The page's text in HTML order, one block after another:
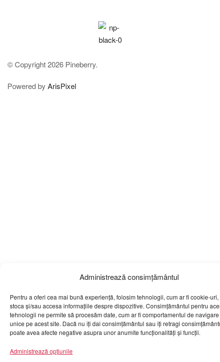
Administrează consimțământul
Pentru a oferi cea mai bună experiență, folosim tehnologii, cum ar fi cookie-
stoca și/sau accesa informațiile despre dispozitive. Consimțământul pentru
tehnologii ne permite să procesăm date, cum ar fi comportamentul de
unice pe acest site. Dacă nu îți dai consimțământul sau îți retragi
poate avea afecte negative asupra unor anumite funcționalități și funcții.
Administrează opțiunile
© Copyright 2026 Pineberry.
Powered by ArisPixel